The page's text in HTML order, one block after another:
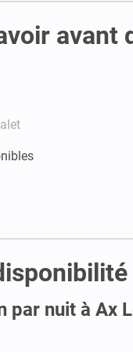
avant
par nuit à Ax